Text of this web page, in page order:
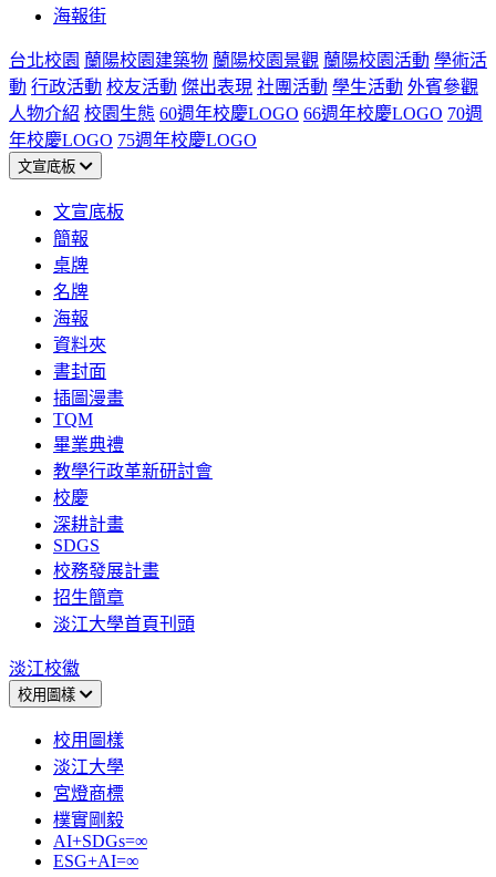
海報街
台北校園 蘭陽校園建築物 蘭陽校園景觀 蘭陽校園活動 學術活
動 行政活動 校友活動 傑出表現 社團活動 學生活動 外賓參觀
人物介紹 校園生態 60週年校慶LOGO 66週年校慶LOGO 70週
年校慶LOGO 75週年校慶LOGO
文宣底板
文宣底板
簡報
桌牌
名牌
海報
資料夾
書封面
插圖漫畫
TQM
畢業典禮
教學行政革新研討會
校慶
深耕計畫
SDGS
校務發展計畫
招生簡章
淡江大學首頁刊頭
淡江校徽
校用圖樣
校用圖樣
淡江大學
宮燈商標
樸實剛毅
AI+SDGs=∞
ESG+AI=∞